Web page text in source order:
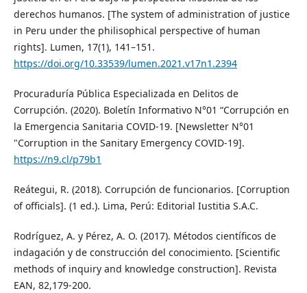
derechos humanos. [The system of administration of justice
in Peru under the philisophical perspective of human
rights]. Lumen, 17(1), 141–151.
https://doi.org/10.33539/lumen.2021.v17n1.2394
Procuraduría Pública Especializada en Delitos de
Corrupción. (2020). Boletín Informativo N°01 “Corrupción en
la Emergencia Sanitaria COVID-19. [Newsletter N°01
"Corruption in the Sanitary Emergency COVID-19].
https://n9.cl/p79b1
Reátegui, R. (2018). Corrupción de funcionarios. [Corruption
of officials]. (1 ed.). Lima, Perú: Editorial Iustitia S.A.C.
Rodríguez, A. y Pérez, A. O. (2017). Métodos científicos de
indagación y de construcción del conocimiento. [Scientific
methods of inquiry and knowledge construction]. Revista
EAN, 82,179-200.